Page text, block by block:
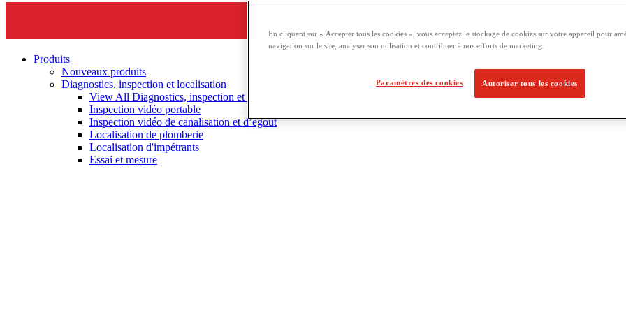
Produits
Nouveaux produits
Diagnostics, inspection et localisation
View All Diagnostics, inspection et localisation
Inspection vidéo portable
Inspection vidéo de canalisation et d’égout
Localisation de plomberie
Localisation d'impétrants
Essai et mesure
En cliquant sur « Accepter tous les cookies », vous acceptez le stockage de cookies sur votre appareil pour
navigation sur le site, analyser son utilisation et contribuer à nos efforts de marketing.
Paramètres des cookies Autoriser tous les cookies